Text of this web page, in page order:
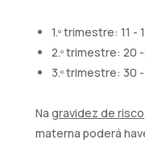
1.º trimestre: 11 -
2.º trimestre: 20
3.º trimestre: 30
Nagravidez de risco
materna poderá